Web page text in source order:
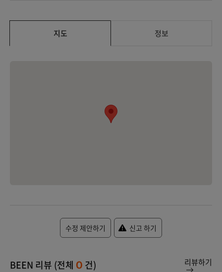
지도 정보
수정 제안하기 신고 하기
BEEN 리뷰 (전체 0 건) 리뷰하기